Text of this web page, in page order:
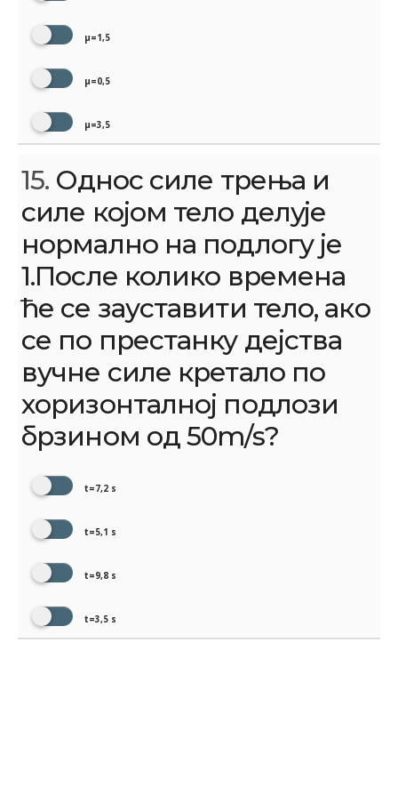
μ=1,5
μ=0,5
μ=3,5
15. Однос силе трења и
силе којом тело делује
нормално на подлогу је
1.После колико времена
ће се зауставити тело, ако
се по престанку дејства
вучне силе кретало по
хоризонталној подлози
брзином од 50m/s?
t=7,2 s
t=5,1 s
t=9,8 s
t=3,5 s